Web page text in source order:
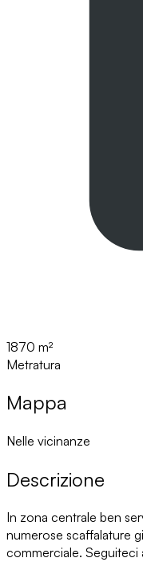
1870 m²
Metratura
Mappa
Nelle vicinanze
Descrizione
In zona centrale ben
numerose scaffalature
commerciale. Seguiteci